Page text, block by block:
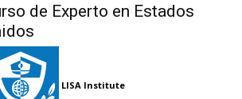
de Experto en Estados
LISA Institute